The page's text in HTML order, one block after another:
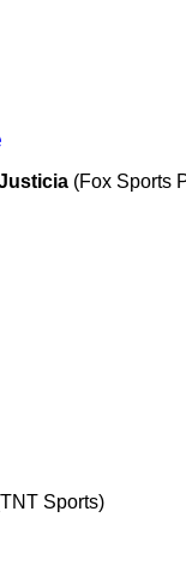
(Fox Sports
Sports)